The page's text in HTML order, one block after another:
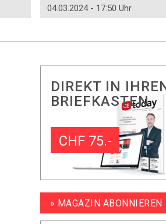
04.03.2024 - 17:50 Uhr
DIREKT IN
BRIEFKASTEN
CHF 75.-
» MAGAZIN ABONNIEREN